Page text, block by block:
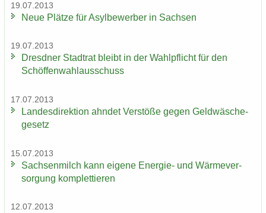
19.07.2013
Neue Plät­ze für Asyl­be­wer­ber in Sach­sen
19.07.2013
Dresd­ner Stadt­rat bleibt in der Wahl­pflicht für den
Schöf­fen­wahl­aus­schuss
17.07.2013
Lan­des­di­rek­ti­on ahn­det Ver­stö­ße gegen Geld­wä­sche­
ge­setz
15.07.2013
Sach­sen­milch kann ei­ge­ne Energie-​ und Wär­me­ver­
sor­gung kom­plet­tie­ren
12.07.2013